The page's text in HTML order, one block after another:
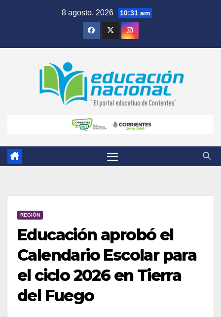
8 agosto, 2026 10:31 am
REGIÓN
Educación aprobó el
Calendario Escolar para
el ciclo 2026 en Tierra
del Fuego